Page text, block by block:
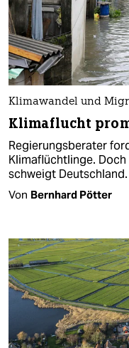
Klimawandel und
Klimaflucht
Regierungsberater
Klimaflüchtlinge.
schweigt Deutschland.
Von Bernhard Pötter